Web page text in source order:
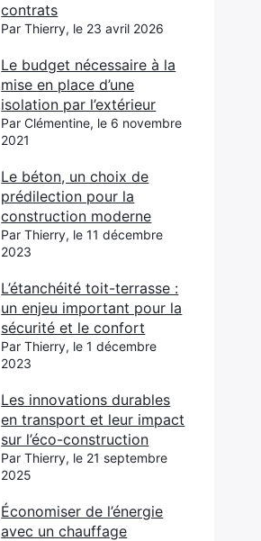
contrats
Par Thierry, le 23 avril 2026
Le budget nécessaire à la
mise en place d’une
isolation par l’extérieur
Par Clémentine, le 6 novembre
2021
Le béton, un choix de
prédilection pour la
construction moderne
Par Thierry, le 11 décembre
2023
L’étanchéité toit-terrasse :
un enjeu important pour la
sécurité et le confort
Par Thierry, le 1 décembre
2023
Les innovations durables
en transport et leur impact
sur l’éco-construction
Par Thierry, le 21 septembre
2025
Économiser de l’énergie
avec un chauffage